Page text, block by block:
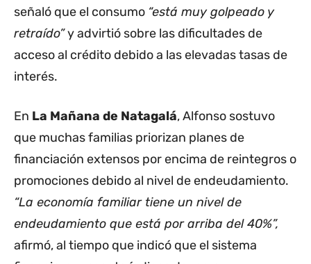
señaló que el consumo “está muy golpeado y
retraído”y advirtió sobre las dificultades de
acceso al crédito debido a las elevadas tasas de
interés.
En La Mañana de Natagalá, Alfonso sostuvo
que muchas familias priorizan planes de
financiación extensos por encima de reintegros o
promociones debido al nivel de endeudamiento.
“La economía familiar tiene un nivel de
endeudamiento que está por arriba del 40%”,
afirmó, al tiempo que indicó que el sistema